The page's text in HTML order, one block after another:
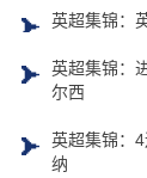
英超集锦：
英超集锦：
尔西
英超集锦：
纳